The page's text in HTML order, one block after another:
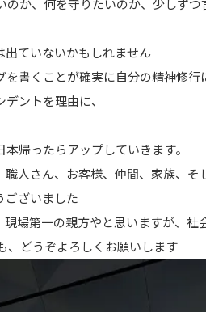
か、何を守りたいのか、少しず
出ていないかもしれません
書くことが確実に自分の精神修行
ントを理由に、
帰ったらアップしていきます。
人さん、お客様、仲間、家族、
ございました
場第一の親方やと思いますが、社
、どうぞよろしくお願いします